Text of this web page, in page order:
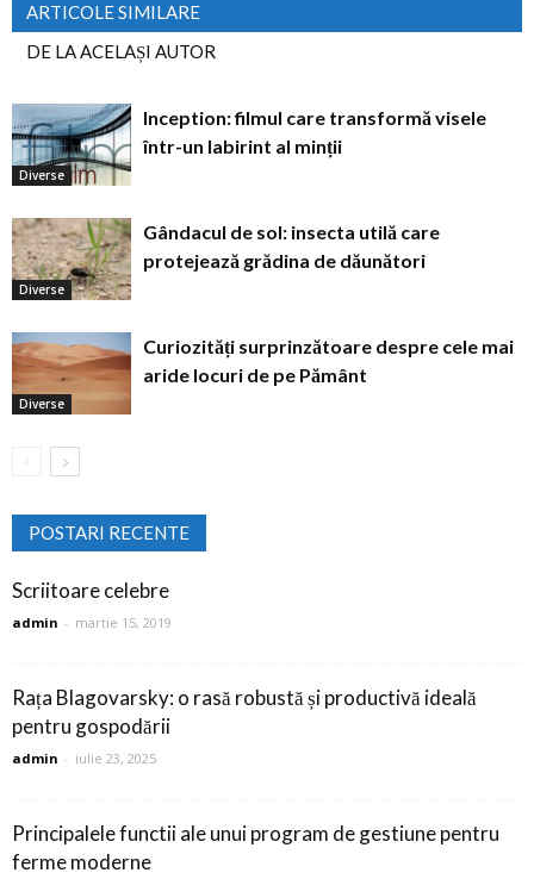
ARTICOLE SIMILARE
DE LA ACELAȘI AUTOR
Diverse
Inception: filmul care transformă visele
într-un labirint al minții
Diverse
Gândacul de sol: insecta utilă care
protejează grădina de dăunători
Diverse
Curiozități surprinzătoare despre cele mai
aride locuri de pe Pământ
POSTARI RECENTE
Scriitoare celebre
admin - martie 15, 2019
Rața Blagovarsky: o rasă robustă și productivă ideală
pentru gospodării
admin - iulie 23, 2025
Principalele functii ale unui program de gestiune pentru
ferme moderne